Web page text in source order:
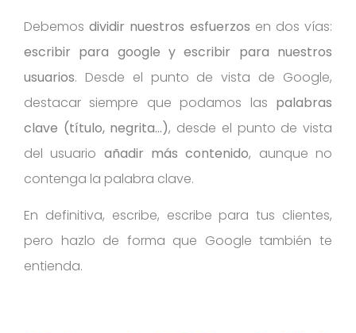
Debemosdividir nuestros esfuerzos en dos vías:
escribir para google y escribir para nuestros
usuarios. Desde el punto de vista de Google,
destacar siempre que podamos las palabras
clave (título, negrita…), desde el punto de vista
del usuario añadir máscontenido, aunque no
contenga la palabra clave.
En definitiva, escribe, escribe para tus clientes,
pero hazlo de forma que Google también te
entienda.